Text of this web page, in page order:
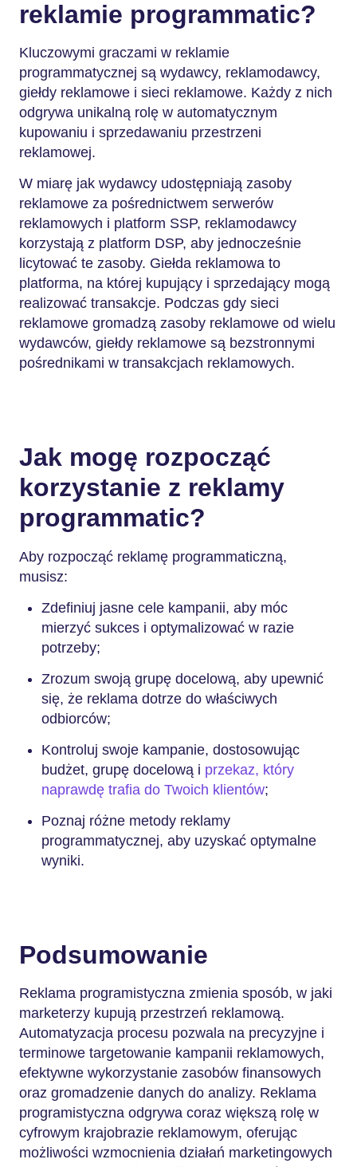
reklamie programmatic?
Kluczowymi graczami w reklamie
programmatycznej są wydawcy, reklamodawcy,
giełdy reklamowe i sieci reklamowe. Każdy z nich
odgrywa unikalną rolę w automatycznym
kupowaniu i sprzedawaniu przestrzeni
reklamowej.
W miarę jak wydawcy udostępniają zasoby
reklamowe za pośrednictwem serwerów
reklamowych i platform SSP, reklamodawcy
korzystają z platform DSP, aby jednocześnie
licytować te zasoby. Giełda reklamowa to
platforma, na której kupujący i sprzedający mogą
realizować transakcje. Podczas gdy sieci
reklamowe gromadzą zasoby reklamowe od wielu
wydawców, giełdy reklamowe są bezstronnymi
pośrednikami w transakcjach reklamowych.
Jak mogę rozpocząć
korzystanie z reklamy
programmatic?
Aby rozpocząć reklamę programmaticzną,
musisz:
Zdefiniuj jasne cele kampanii, aby móc
mierzyć sukces i optymalizować w razie
potrzeby;
Zrozum swoją grupę docelową, aby upewnić
się, że reklama dotrze do właściwych
odbiorców;
Kontroluj swoje kampanie, dostosowując
budżet, grupę docelową i przekaz, który
naprawdę trafia do Twoich klientów;
Poznaj różne metody reklamy
programmatycznej, aby uzyskać optymalne
wyniki.
Podsumowanie
Reklama programistyczna zmienia sposób, w jaki
marketerzy kupują przestrzeń reklamową.
Automatyzacja procesu pozwala na precyzyjne i
terminowe targetowanie kampanii reklamowych,
efektywne wykorzystanie zasobów finansowych
oraz gromadzenie danych do analizy. Reklama
programistyczna odgrywa coraz większą rolę w
cyfrowym krajobrazie reklamowym, oferując
możliwości wzmocnienia działań marketingowych